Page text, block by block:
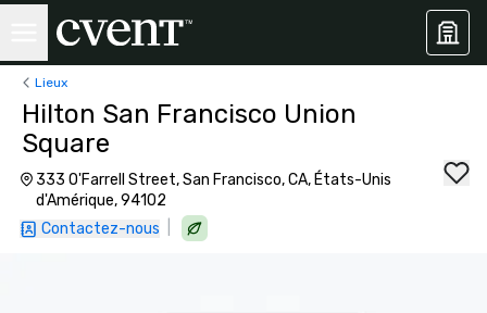
Lieux
Hilton San Francisco Union
Square
333 O'Farrell Street, San Francisco, CA, États-Unis
d'Amérique, 94102
Contactez-nous